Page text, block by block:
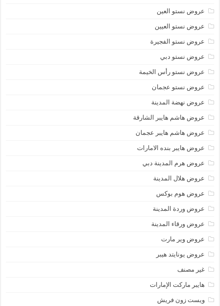
عروض نستو العين
عروض نستو العيين
عروض نستو الفجيرة
عروض نستو دبي
عروض نستو رأس الخيمة
عروض نستو عجمان
عروض نهضة المدينة
عروض هاشم هايبر الشارقة
عروض هاشم هايبر عجمان
عروض هايبر بنده الامارات
عروض هرم المدينة دبي
عروض هلال المدينة
عروض هوم بوكس
عروض وردة المدينة
عروض ورقاء المدينة
عروض وير مارت
عروض يونايتد هيبر
غير مصنف
هايبر ماركت الإمارات
ويست زون فريش